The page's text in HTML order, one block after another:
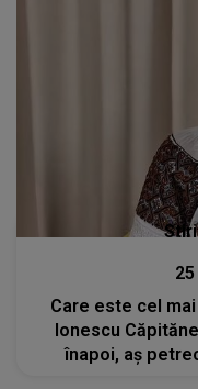
Care este cel
Ionescu
înapoi, aș